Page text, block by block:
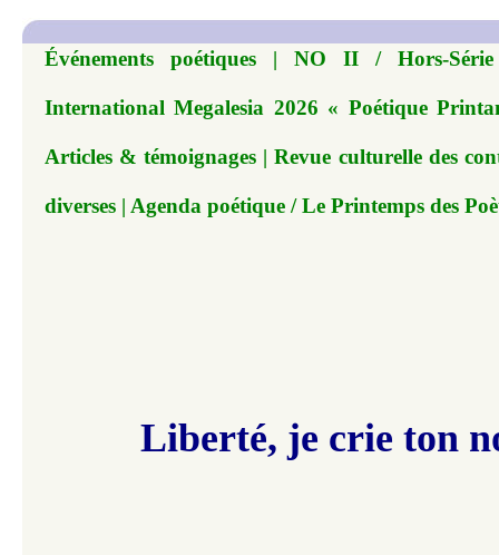
Événements poétiques | NO II / Hors-
International Megalesia 2026 « Poétique
Articles & témoignages | Revue culturelle des
diverses | Agenda poétique / Le Printemps des
Liberté, je crie ton